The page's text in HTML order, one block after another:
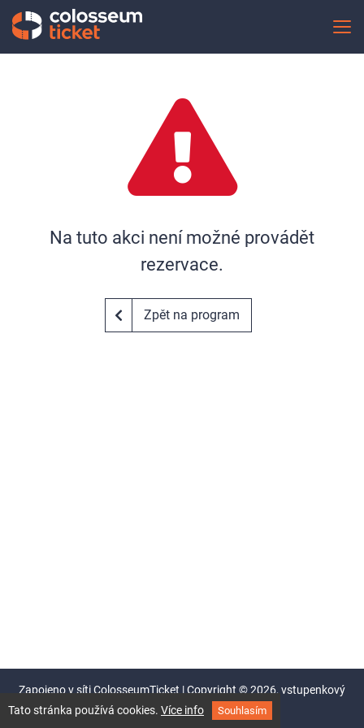
Tato stránka používá cookies. Více info Souhlasím
Na tuto akci není možné provádět
rezervace.
Zpět na program
Zapojeno v sítiColosseumTicket |Copyright ©2026, vstupenkový
systém Colosseum